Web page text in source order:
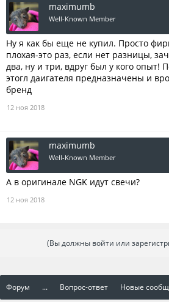
maximumb
Well-Known Member
Ну я как бы еще не купил. Просто
плохая-это раз, если нет разницы,
два, ну и три, вдруг был у кого опыт!
этогл даигателя предназначены и
бренд
12 ноя 2018
maximumb
Well-Known Member
А в оригинале NGK идут свечи?
12 ноя 2018
(Вы должны войти или
Форум ... Вопрос-ответ Новые